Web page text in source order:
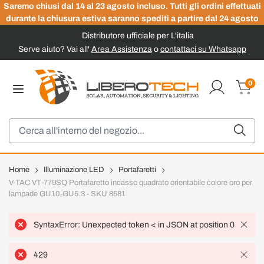
Saremo chiusi dal 14 al 23 agosto incluso. Tutti gli ordini effettuati
durante la chiusura estiva saranno spediti a partire dal 24 agosto
Distributore ufficiale per L'italia
Serve aiuto? Vai all' Area Assistenzao contattaci su Whatsapp
0
Home Illuminazione LED
Portafaretti
V-TAC VT-779SQ Portafaretto incasso quadrato orientabile colore oro per
lampade GU10-GU5.3 - SKU 8581
SyntaxError: Unexpected token < in JSON at position 0
429